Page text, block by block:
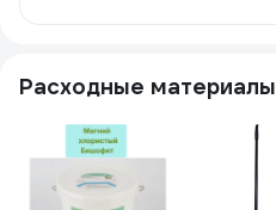
Расходные материалы